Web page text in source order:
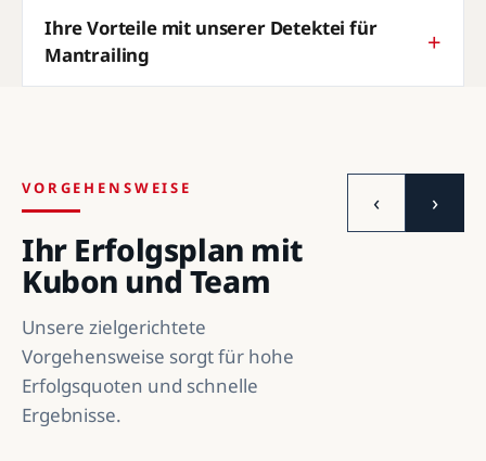
Ihre Vorteile mit unserer Detektei für
Mantrailing
VORGEHENSWEISE
Ihr Erfolgsplan mit
Kubon und Team
Unsere zielgerichtete
Vorgehensweise sorgt für hohe
Erfolgsquoten und schnelle
Ergebnisse.
‹ ›